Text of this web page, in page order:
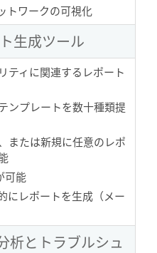
トワークの可視化
生成ツール
ティに関連するレポート
ンプレートを数十種類提
または新規に任意のレポ
可能
にレポートを生成（メー
析とトラブルシュ